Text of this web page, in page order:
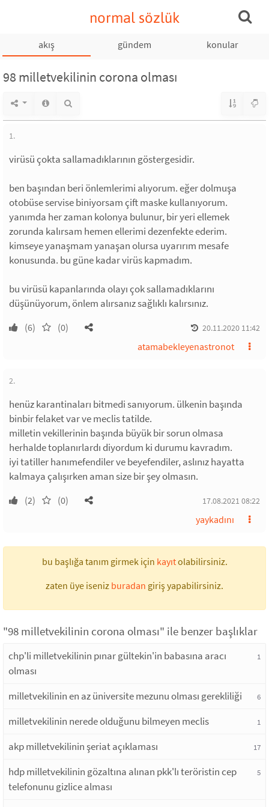
normal sözlük
akış gündem konular
98 milletvekilinin corona olması
1.
virüsü çokta sallamadıklarının göstergesidir.
ben başından beri önlemlerimi alıyorum. eğer dolmuşa
otobüse servise biniyorsam çift maske kullanıyorum.
yanımda her zaman kolonya bulunur, bir yeri ellemek
zorunda kalırsam hemen ellerimi dezenfekte ederim.
kimseye yanaşmam yanaşan olursa uyarırım mesafe
konusunda. bu güne kadar virüs kapmadım.
bu virüsü kapanlarında olayı çok sallamadıklarını
düşünüyorum, önlem alırsanız sağlıklı kalırsınız.
(6) (0) 20.11.2020 11:42
atamabekleyenastronot
2.
henüz karantinaları bitmedi sanıyorum. ülkenin başında
binbir felaket var ve meclis tatilde.
milletin vekillerinin başında büyük bir sorun olmasa
herhalde toplanırlardı diyordum ki durumu kavradım.
iyi tatiller hanımefendiler ve beyefendiler, aslınız hayatta
kalmaya çalışırken aman size bir şey olmasın.
(2) (0) 17.08.2021 08:22
yaykadını
bu başlığa tanım girmek için kayıtolabilirsiniz.
zaten üye iseniz buradan giriş yapabilirsiniz.
"98 milletvekilinin corona olması" ile benzer başlıklar
chp'li milletvekilinin pınar gültekin'in babasına aracı
olması
1
milletvekilinin en az üniversite mezunu olması gerekliliği 6
milletvekilinin nerede olduğunu bilmeyen meclis 1
akp milletvekilinin şeriat açıklaması 17
hdp milletvekilinin gözaltına alınan pkk'lı teröristin cep
telefonunu gizlice alması
5